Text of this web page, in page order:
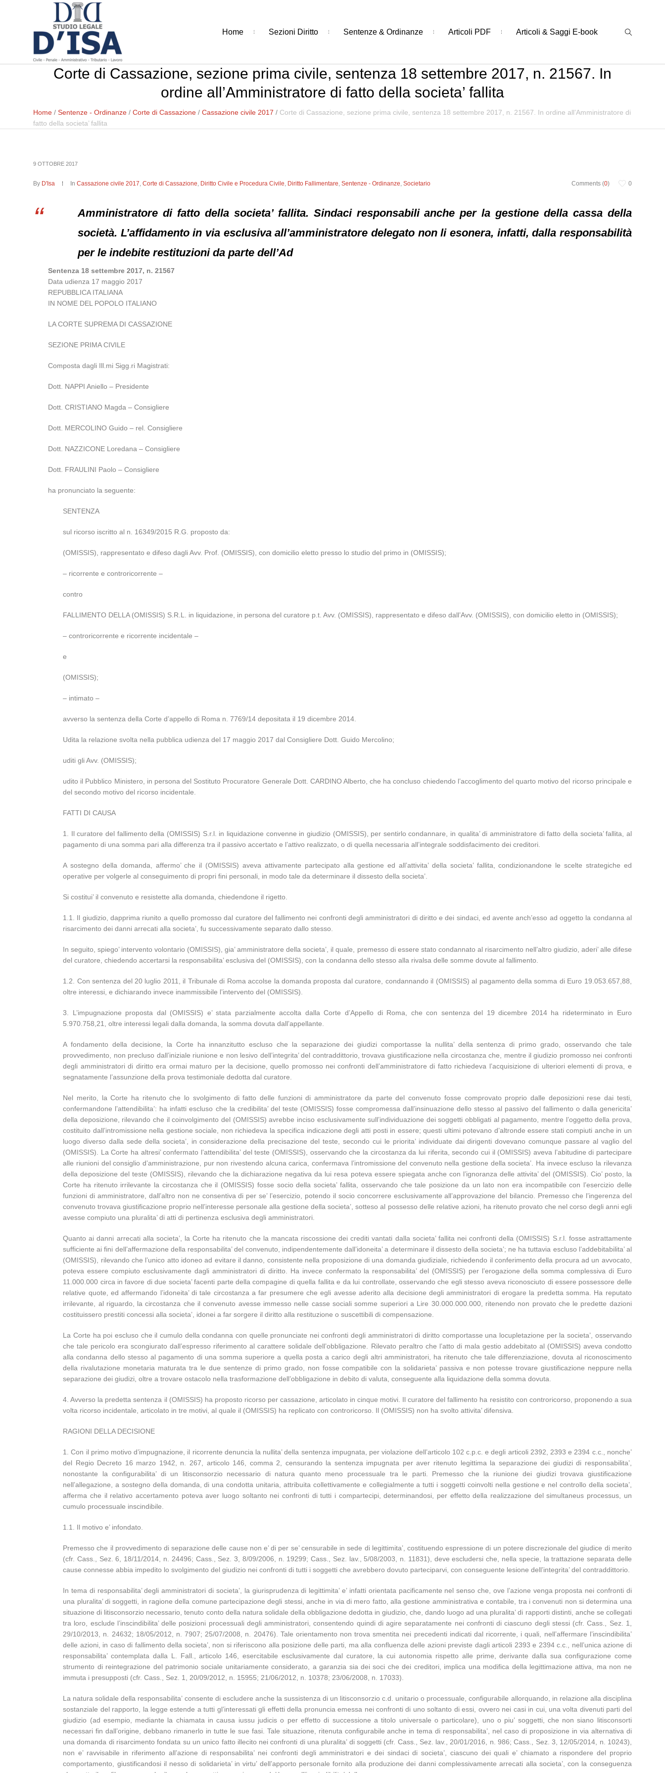
Home Sezioni Diritto Sentenze & Ordinanze Articoli PDF Articoli & Saggi E-book
Corte di Cassazione, sezione prima civile, sentenza 18 settembre 2017, n. 21567. In
ordine all’Amministratore di fatto della societa’ fallita
Home /Sentenze - Ordinanze /Corte di Cassazione /Cassazione civile 2017 / Corte di Cassazione, sezione prima civile, sentenza 18 settembre 2017, n. 21567. In ordine all’Amministratore di
fatto della societa’ fallita
9 OTTOBRE 2017
Comments (0) 0
By D'Isa InCassazione civile 2017,Corte di Cassazione, Diritto Civile e Procedura Civile, Diritto Fallimentare,Sentenze - Ordinanze,Societario
Amministratore di fatto della societa’ fallita. Sindaci responsabili anche per la gestione della cassa della
società. L’affidamento in via esclusiva all’amministratore delegato non li esonera, infatti, dalla responsabilità
per le indebite restituzioni da parte dell’Ad
Sentenza 18 settembre 2017, n. 21567
Data udienza 17 maggio 2017
REPUBBLICA ITALIANA
IN NOME DEL POPOLO ITALIANO
LA CORTE SUPREMA DI CASSAZIONE
SEZIONE PRIMA CIVILE
Composta dagli Ill.mi Sigg.ri Magistrati:
Dott. NAPPI Aniello – Presidente
Dott. CRISTIANO Magda – Consigliere
Dott. MERCOLINO Guido – rel. Consigliere
Dott. NAZZICONE Loredana – Consigliere
Dott. FRAULINI Paolo – Consigliere
ha pronunciato la seguente:
SENTENZA
sul ricorso iscritto al n. 16349/2015 R.G. proposto da:
(OMISSIS), rappresentato e difeso dagli Avv. Prof. (OMISSIS), con domicilio eletto presso lo studio del primo in (OMISSIS);
– ricorrente e controricorrente –
contro
FALLIMENTO DELLA (OMISSIS) S.R.L. in liquidazione, in persona del curatore p.t. Avv. (OMISSIS), rappresentato e difeso dall’Avv. (OMISSIS), con domicilio eletto in (OMISSIS);
– controricorrente e ricorrente incidentale –
e
(OMISSIS);
– intimato –
avverso la sentenza della Corte d’appello di Roma n. 7769/14 depositata il 19 dicembre 2014.
Udita la relazione svolta nella pubblica udienza del 17 maggio 2017 dal Consigliere Dott. Guido Mercolino;
uditi gli Avv. (OMISSIS);
udito il Pubblico Ministero, in persona del Sostituto Procuratore Generale Dott. CARDINO Alberto, che ha concluso chiedendo l’accoglimento del quarto motivo del ricorso principale e
del secondo motivo del ricorso incidentale.
FATTI DI CAUSA
1. Il curatore del fallimento della (OMISSIS) S.r.l. in liquidazione convenne in giudizio (OMISSIS), per sentirlo condannare, in qualita’ di amministratore di fatto della societa’ fallita, al
pagamento di una somma pari alla differenza tra il passivo accertato e l’attivo realizzato, o di quella necessaria all’integrale soddisfacimento dei creditori.
A sostegno della domanda, affermo’ che il (OMISSIS) aveva attivamente partecipato alla gestione ed all’attivita’ della societa’ fallita, condizionandone le scelte strategiche ed
operative per volgerle al conseguimento di propri fini personali, in modo tale da determinare il dissesto della societa’.
Si costitui’ il convenuto e resistette alla domanda, chiedendone il rigetto.
1.1. Il giudizio, dapprima riunito a quello promosso dal curatore del fallimento nei confronti degli amministratori di diritto e dei sindaci, ed avente anch’esso ad oggetto la condanna al
risarcimento dei danni arrecati alla societa’, fu successivamente separato dallo stesso.
In seguito, spiego’ intervento volontario (OMISSIS), gia’ amministratore della societa’, il quale, premesso di essere stato condannato al risarcimento nell’altro giudizio, aderi’ alle difese
del curatore, chiedendo accertarsi la responsabilita’ esclusiva del (OMISSIS), con la condanna dello stesso alla rivalsa delle somme dovute al fallimento.
1.2. Con sentenza del 20 luglio 2011, il Tribunale di Roma accolse la domanda proposta dal curatore, condannando il (OMISSIS) al pagamento della somma di Euro 19.053.657,88,
oltre interessi, e dichiarando invece inammissibile l’intervento del (OMISSIS).
3. L’impugnazione proposta dal (OMISSIS) e’ stata parzialmente accolta dalla Corte d’Appello di Roma, che con sentenza del 19 dicembre 2014 ha rideterminato in Euro
5.970.758,21, oltre interessi legali dalla domanda, la somma dovuta dall’appellante.
A fondamento della decisione, la Corte ha innanzitutto escluso che la separazione dei giudizi comportasse la nullita’ della sentenza di primo grado, osservando che tale
provvedimento, non precluso dall’iniziale riunione e non lesivo dell’integrita’ del contraddittorio, trovava giustificazione nella circostanza che, mentre il giudizio promosso nei confronti
degli amministratori di diritto era ormai maturo per la decisione, quello promosso nei confronti dell’amministratore di fatto richiedeva l’acquisizione di ulteriori elementi di prova, e
segnatamente l’assunzione della prova testimoniale dedotta dal curatore.
Nel merito, la Corte ha ritenuto che lo svolgimento di fatto delle funzioni di amministratore da parte del convenuto fosse comprovato proprio dalle deposizioni rese dai testi,
confermandone l’attendibilita’: ha infatti escluso che la credibilita’ del teste (OMISSIS) fosse compromessa dall’insinuazione dello stesso al passivo del fallimento o dalla genericita’
della deposizione, rilevando che il coinvolgimento del (OMISSIS) avrebbe inciso esclusivamente sull’individuazione dei soggetti obbligati al pagamento, mentre l’oggetto della prova,
costituito dall’intromissione nella gestione sociale, non richiedeva la specifica indicazione degli atti posti in essere; questi ultimi potevano d’altronde essere stati compiuti anche in un
luogo diverso dalla sede della societa’, in considerazione della precisazione del teste, secondo cui le priorita’ individuate dai dirigenti dovevano comunque passare al vaglio del
(OMISSIS). La Corte ha altresi’ confermato l’attendibilita’ del teste (OMISSIS), osservando che la circostanza da lui riferita, secondo cui il (OMISSIS) aveva l’abitudine di partecipare
alle riunioni del consiglio d’amministrazione, pur non rivestendo alcuna carica, confermava l’intromissione del convenuto nella gestione della societa’. Ha invece escluso la rilevanza
della deposizione del teste (OMISSIS), rilevando che la dichiarazione negativa da lui resa poteva essere spiegata anche con l’ignoranza delle attivita’ del (OMISSIS). Cio’ posto, la
Corte ha ritenuto irrilevante la circostanza che il (OMISSIS) fosse socio della societa’ fallita, osservando che tale posizione da un lato non era incompatibile con l’esercizio delle
funzioni di amministratore, dall’altro non ne consentiva di per se’ l’esercizio, potendo il socio concorrere esclusivamente all’approvazione del bilancio. Premesso che l’ingerenza del
convenuto trovava giustificazione proprio nell’interesse personale alla gestione della societa’, sotteso al possesso delle relative azioni, ha ritenuto provato che nel corso degli anni egli
avesse compiuto una pluralita’ di atti di pertinenza esclusiva degli amministratori.
Quanto ai danni arrecati alla societa’, la Corte ha ritenuto che la mancata riscossione dei crediti vantati dalla societa’ fallita nei confronti della (OMISSIS) S.r.l. fosse astrattamente
sufficiente ai fini dell’affermazione della responsabilita’ del convenuto, indipendentemente dall’idoneita’ a determinare il dissesto della societa’; ne ha tuttavia escluso l’addebitabilita’ al
(OMISSIS), rilevando che l’unico atto idoneo ad evitare il danno, consistente nella proposizione di una domanda giudiziale, richiedendo il conferimento della procura ad un avvocato,
poteva essere compiuto esclusivamente dagli amministratori di diritto. Ha invece confermato la responsabilita’ del (OMISSIS) per l’erogazione della somma complessiva di Euro
11.000.000 circa in favore di due societa’ facenti parte della compagine di quella fallita e da lui controllate, osservando che egli stesso aveva riconosciuto di essere possessore delle
relative quote, ed affermando l’idoneita’ di tale circostanza a far presumere che egli avesse aderito alla decisione degli amministratori di erogare la predetta somma. Ha reputato
irrilevante, al riguardo, la circostanza che il convenuto avesse immesso nelle casse sociali somme superiori a Lire 30.000.000.000, ritenendo non provato che le predette dazioni
costituissero prestiti concessi alla societa’, idonei a far sorgere il diritto alla restituzione o suscettibili di compensazione.
La Corte ha poi escluso che il cumulo della condanna con quelle pronunciate nei confronti degli amministratori di diritto comportasse una locupletazione per la societa’, osservando
che tale pericolo era scongiurato dall’espresso riferimento al carattere solidale dell’obbligazione. Rilevato peraltro che l’atto di mala gestio addebitato al (OMISSIS) aveva condotto
alla condanna dello stesso al pagamento di una somma superiore a quella posta a carico degli altri amministratori, ha ritenuto che tale differenziazione, dovuta al riconoscimento
della rivalutazione monetaria maturata tra le due sentenze di primo grado, non fosse compatibile con la solidarieta’ passiva e non potesse trovare giustificazione neppure nella
separazione dei giudizi, oltre a trovare ostacolo nella trasformazione dell’obbligazione in debito di valuta, conseguente alla liquidazione della somma dovuta.
4. Avverso la predetta sentenza il (OMISSIS) ha proposto ricorso per cassazione, articolato in cinque motivi. Il curatore del fallimento ha resistito con controricorso, proponendo a sua
volta ricorso incidentale, articolato in tre motivi, al quale il (OMISSIS) ha replicato con controricorso. Il (OMISSIS) non ha svolto attivita’ difensiva.
RAGIONI DELLA DECISIONE
1. Con il primo motivo d’impugnazione, il ricorrente denuncia la nullita’ della sentenza impugnata, per violazione dell’articolo 102 c.p.c. e degli articoli 2392, 2393 e 2394 c.c., nonche’
del Regio Decreto 16 marzo 1942, n. 267, articolo 146, comma 2, censurando la sentenza impugnata per aver ritenuto legittima la separazione dei giudizi di responsabilita’,
nonostante la configurabilita’ di un litisconsorzio necessario di natura quanto meno processuale tra le parti. Premesso che la riunione dei giudizi trovava giustificazione
nell’allegazione, a sostegno della domanda, di una condotta unitaria, attribuita collettivamente e collegialmente a tutti i soggetti coinvolti nella gestione e nel controllo della societa’,
afferma che il relativo accertamento poteva aver luogo soltanto nei confronti di tutti i compartecipi, determinandosi, per effetto della realizzazione del simultaneus processus, un
cumulo processuale inscindibile.
1.1. Il motivo e’ infondato.
Premesso che il provvedimento di separazione delle cause non e’ di per se’ censurabile in sede di legittimita’, costituendo espressione di un potere discrezionale del giudice di merito
(cfr. Cass., Sez. 6, 18/11/2014, n. 24496; Cass., Sez. 3, 8/09/2006, n. 19299; Cass., Sez. lav., 5/08/2003, n. 11831), deve escludersi che, nella specie, la trattazione separata delle
cause connesse abbia impedito lo svolgimento del giudizio nei confronti di tutti i soggetti che avrebbero dovuto parteciparvi, con conseguente lesione dell’integrita’ del contraddittorio.
In tema di responsabilita’ degli amministratori di societa’, la giurisprudenza di legittimita’ e’ infatti orientata pacificamente nel senso che, ove l’azione venga proposta nei confronti di
una pluralita’ di soggetti, in ragione della comune partecipazione degli stessi, anche in via di mero fatto, alla gestione amministrativa e contabile, tra i convenuti non si determina una
situazione di litisconsorzio necessario, tenuto conto della natura solidale della obbligazione dedotta in giudizio, che, dando luogo ad una pluralita’ di rapporti distinti, anche se collegati
tra loro, esclude l’inscindibilita’ delle posizioni processuali degli amministratori, consentendo quindi di agire separatamente nei confronti di ciascuno degli stessi (cfr. Cass., Sez. 1,
29/10/2013, n. 24632; 18/05/2012, n. 7907; 25/07/2008, n. 20476). Tale orientamento non trova smentita nei precedenti indicati dal ricorrente, i quali, nell’affermare l’inscindibilita’
delle azioni, in caso di fallimento della societa’, non si riferiscono alla posizione delle parti, ma alla confluenza delle azioni previste dagli articoli 2393 e 2394 c.c., nell’unica azione di
responsabilita’ contemplata dalla L. Fall., articolo 146, esercitabile esclusivamente dal curatore, la cui autonomia rispetto alle prime, derivante dalla sua configurazione come
strumento di reintegrazione del patrimonio sociale unitariamente considerato, a garanzia sia dei soci che dei creditori, implica una modifica della legittimazione attiva, ma non ne
immuta i presupposti (cfr. Cass., Sez. 1, 20/09/2012, n. 15955; 21/06/2012, n. 10378; 23/06/2008, n. 17033).
La natura solidale della responsabilita’ consente di escludere anche la sussistenza di un litisconsorzio c.d. unitario o processuale, configurabile allorquando, in relazione alla disciplina
sostanziale del rapporto, la legge estende a tutti gl’interessati gli effetti della pronuncia emessa nei confronti di uno soltanto di essi, ovvero nei casi in cui, una volta divenuti parti del
giudizio (ad esempio, mediante la chiamata in causa iussu judicis o per effetto di successione a titolo universale o particolare), uno o piu’ soggetti, che non siano litisconsorti
necessari fin dall’origine, debbano rimanerlo in tutte le sue fasi. Tale situazione, ritenuta configurabile anche in tema di responsabilita’, nel caso di proposizione in via alternativa di
una domanda di risarcimento fondata su un unico fatto illecito nei confronti di una pluralita’ di soggetti (cfr. Cass., Sez. lav., 20/01/2016, n. 986; Cass., Sez. 3, 12/05/2014, n. 10243),
non e’ ravvisabile in riferimento all’azione di responsabilita’ nei confronti degli amministratori e dei sindaci di societa’, ciascuno dei quali e’ chiamato a rispondere del proprio
comportamento, giustificandosi il nesso di solidarieta’ in virtu’ dell’apporto personale fornito alla produzione dei danni complessivamente arrecati alla societa’, con la conseguenza